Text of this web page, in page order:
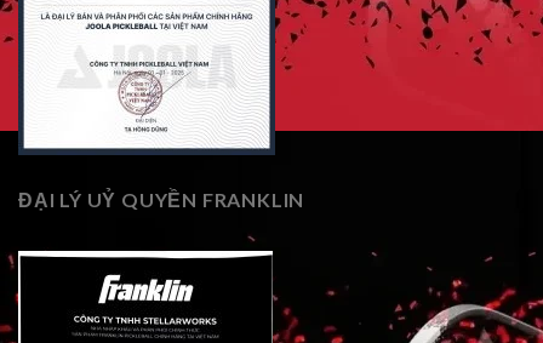
ĐẠI LÝ UỶ QUYỀN FRANKLIN